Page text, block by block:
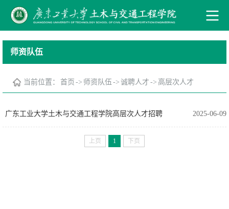
师资队伍
当前位置： 首页 -> 师资队伍 -> 诚聘人才 -> 高层次人才
2025-06-09
广东工业大学土木与交通工程学院高层次人才招聘
上页 1 下页